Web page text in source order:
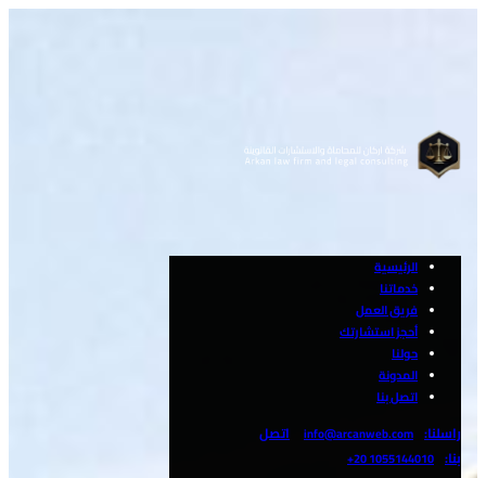
الرئيسية
خدماتنا
فريق العمل
أحجز استشارتك
حولنا
المدونة
اتصل بنا
راسلنا: info@arcanweb.com
اتصل
بنا: 1055144010 20+